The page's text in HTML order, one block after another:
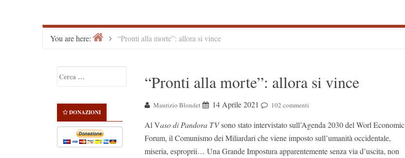
You are here: Home“Pronti alla morte”: allora si vince
Sidebar
per:
DONAZIONI
“Pronti alla morte”: allora si vince
Maurizio Blondet 14 Aprile 2021 102 commenti
Al Vaso di Pandora TVsono stato intervistato sull’Agenda 2030 del Worl Economic
Forum, il Comunismo dei Miliardari che viene imposto sull’umanità occidentale,
miseria, esproprii… Una Grande Impostura apparentemente senza via d’uscita, non